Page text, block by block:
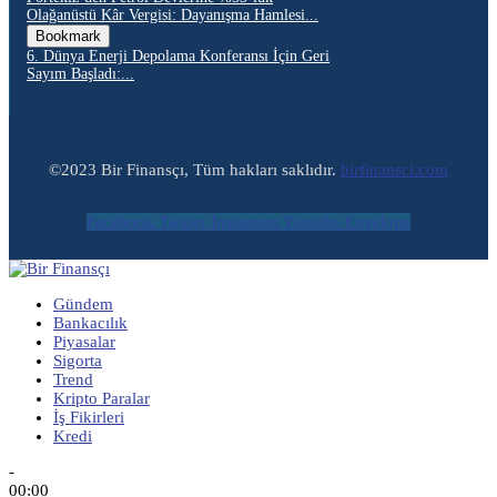
Olağanüstü Kâr Vergisi: Dayanışma Hamlesi...
Bookmark
6. Dünya Enerji Depolama Konferansı İçin Geri
Sayım Başladı:...
©2023 Bir Finansçı, Tüm hakları saklıdır. birfinansci.com
Facebook Twitter Instagram Youtube Envelope
Gündem
Bankacılık
Piyasalar
Sigorta
Trend
Kripto Paralar
İş Fikirleri
Kredi
-
00:00